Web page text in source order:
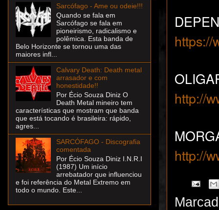
https://
http://
http://
Sarcófago - Ame ou odeie!!!
Quando se fala em
Sarcófago se fala em
pioneirismo, radicalismo e
polêmica. Esta banda de
Belo Horizonte se tornou uma das
maiores infl...
Calvary Death: Death metal
arrasador e com
honestidade!!
Por Écio Souza Diniz O
Death Metal mineiro tem
características que mostram que banda
que está tocando é brasileira: rápido,
agres...
SARCÓFAGO - Discografia
comentada
Por Écio Souza Diniz I.N.R.I
(1987) Um início
arrebatador que influenciou
e foi referência do Metal Extremo em
todo o mundo. Este...